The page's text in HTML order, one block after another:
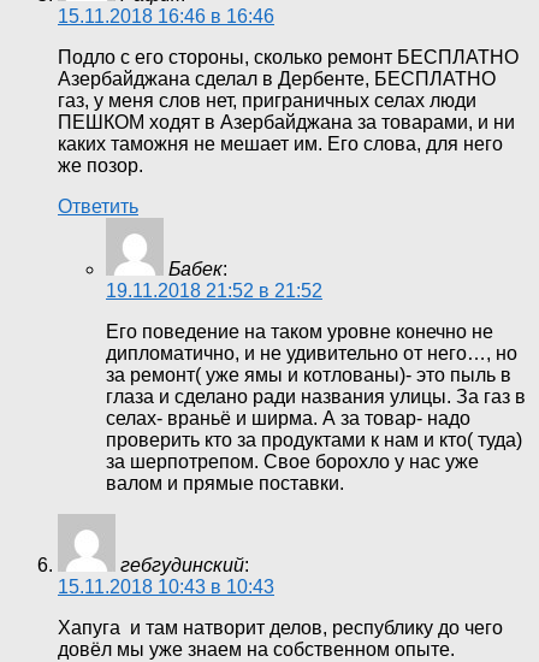
15.11.2018 16:46 в 16:46
Подло с его стороны, сколько ремонт БЕСПЛАТНО
Азербайджана сделал в Дербенте, БЕСПЛАТНО
газ, у меня слов нет, приграничных селах люди
ПЕШКОМ ходят в Азербайджана за товарами, и ни
каких таможня не мешает им. Его слова, для него
же позор.
Ответить
Бабек:
19.11.2018 21:52 в 21:52
Его поведение на таком уровне конечно не
дипломатично, и не удивительно от него…, но
за ремонт( уже ямы и котлованы)- это пыль в
глаза и сделано ради названия улицы. За газ в
селах- враньё и ширма. А за товар- надо
проверить кто за продуктами к нам и кто( туда)
за шерпотрепом. Свое борохло у нас уже
валом и прямые поставки.
гебгудинский:
15.11.2018 10:43 в 10:43
Хапуга и там натворит делов, республику до чего
довёл мы уже знаем на собственном опыте.